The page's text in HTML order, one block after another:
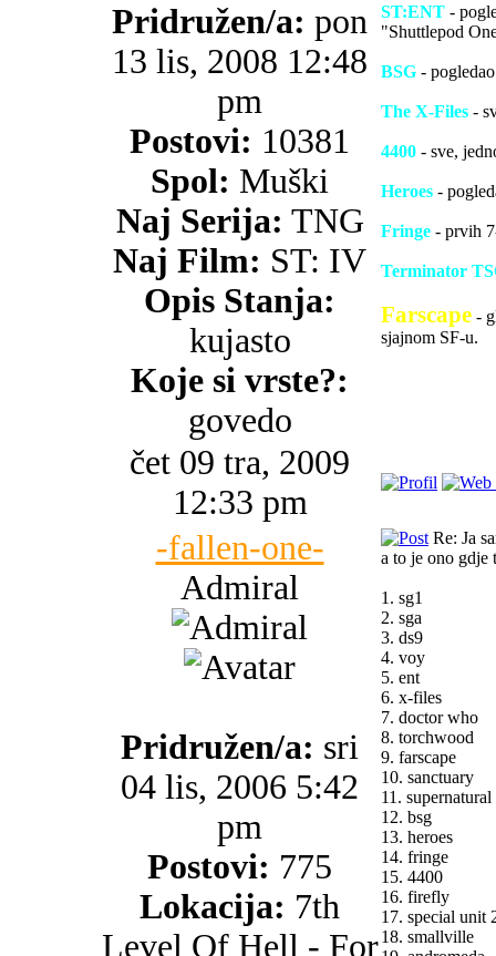
Pridružen/a: pon
13 lis, 2008 12:48
pm
Postovi: 10381
Spol: Muški
Naj Serija: TNG
Naj Film: ST: IV
Opis Stanja:
kujasto
Koje si vrste?:
govedo
ST:ENT -
"Shuttlepod
BSG -
The X-Files -
4400 - sve,
Heroes -
Fringe - prvih
Terminator
Farscape -
sjajnom SF-u.
čet 09 tra, 2009
12:33 pm
-fallen-one-
Admiral
Pridružen/a: sri
04 lis, 2006 5:42
pm
Postovi: 775
Lokacija: 7th
Level Of Hell - For
Re: Ja
a to je ono gdje
1. sg1
2. sga
3. ds9
4. voy
5. ent
6. x-files
7. doctor who
8. torchwood
9. farscape
10. sanctuary
11. supernatural
12. bsg
13. heroes
14. fringe
15. 4400
16. firefly
17. special unit
18. smallville